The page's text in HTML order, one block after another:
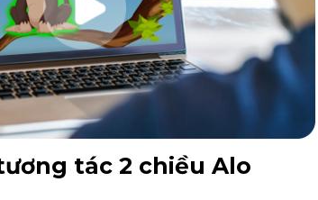
tác 2 chiều Alo